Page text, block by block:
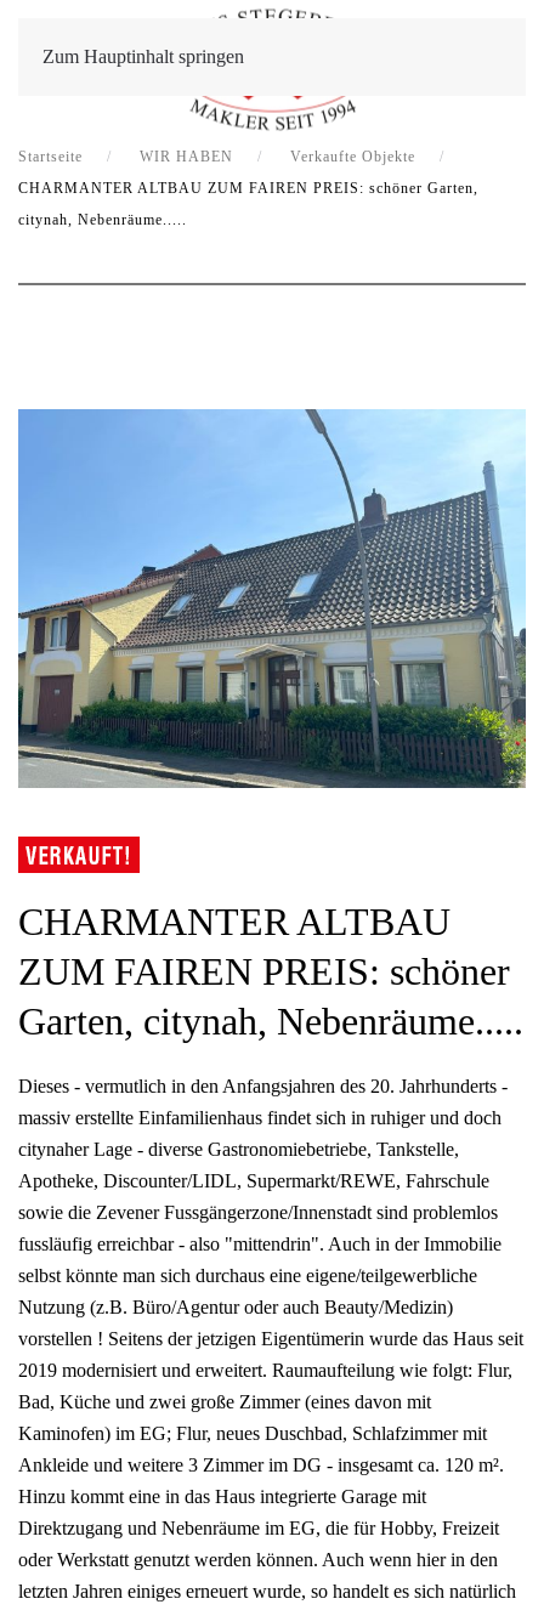
Zum Hauptinhalt springen
Startseite WIR HABEN
Verkaufte Objekte
CHARMANTER ALTBAU ZUM FAIREN PREIS: schöner Garten,
citynah, Nebenräume.....
CHARMANTER ALTBAU
ZUM FAIREN PREIS: schöner
Garten, citynah, Nebenräume.....
Dieses - vermutlich in den Anfangsjahren des 20. Jahrhunderts -
massiv erstellte Einfamilienhaus findet sich in ruhiger und doch
citynaher Lage - diverse Gastronomiebetriebe, Tankstelle,
Apotheke, Discounter/LIDL, Supermarkt/REWE, Fahrschule
sowie die Zevener Fussgängerzone/Innenstadt sind problemlos
fussläufig erreichbar - also "mittendrin". Auch in der Immobilie
selbst könnte man sich durchaus eine eigene/teilgewerbliche
Nutzung (z.B. Büro/Agentur oder auch Beauty/Medizin)
vorstellen ! Seitens der jetzigen Eigentümerin wurde das Haus seit
2019 modernisiert und erweitert. Raumaufteilung wie folgt: Flur,
Bad, Küche und zwei große Zimmer (eines davon mit
Kaminofen) im EG; Flur, neues Duschbad, Schlafzimmer mit
Ankleide und weitere 3 Zimmer im DG - insgesamt ca. 120 m².
Hinzu kommt eine in das Haus integrierte Garage mit
Direktzugang und Nebenräume im EG, die für Hobby, Freizeit
oder Werkstatt genutzt werden können. Auch wenn hier in den
letzten Jahren einiges erneuert wurde, so handelt es sich natürlich